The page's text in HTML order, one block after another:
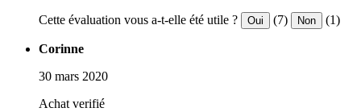
Cette évaluation vous a-t-elle été utile ? Oui (7) Non (1)
Corinne
30 mars 2020
Achat verifié